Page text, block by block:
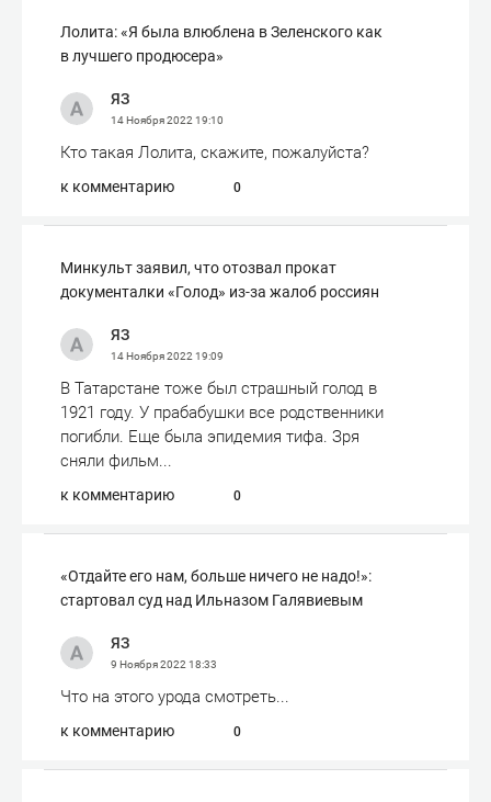
Лолита: «Я была влюблена в Зеленского как
в лучшего продюсера»
ЯЗ
14 Ноября 2022 19:10
Кто такая Лолита, скажите, пожалуйста?
к комментарию 0
Минкульт заявил, что отозвал прокат
документалки «Голод» из-за жалоб россиян
ЯЗ
14 Ноября 2022 19:09
В Татарстане тоже был страшный голод в
1921 году. У прабабушки все родственники
погибли. Еще была эпидемия тифа. Зря
сняли фильм...
к комментарию 0
«Отдайте его нам, больше ничего не надо!»:
стартовал суд над Ильназом Галявиевым
ЯЗ
9 Ноября 2022 18:33
Что на этого урода смотреть...
к комментарию 0